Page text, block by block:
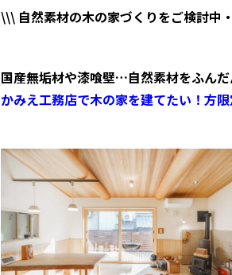
\\\ 自然素材の木の家づくりをご検討中
国産無垢材や漆喰壁…自然素材をふん
かみえ工務店で木の家を建てたい！方